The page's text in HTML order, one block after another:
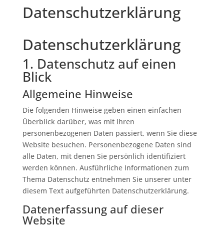
Datenschutzerklärung
Datenschutz­erklärung
1. Datenschutz auf einen
Blick
Allgemeine Hinweise
Die folgenden Hinweise geben einen einfachen
Überblick darüber, was mit Ihren
personenbezogenen Daten passiert, wenn Sie diese
Website besuchen. Personenbezogene Daten sind
alle Daten, mit denen Sie persönlich identifiziert
werden können. Ausführliche Informationen zum
Thema Datenschutz entnehmen Sie unserer unter
diesem Text aufgeführten Datenschutzerklärung.
Datenerfassung auf dieser
Website